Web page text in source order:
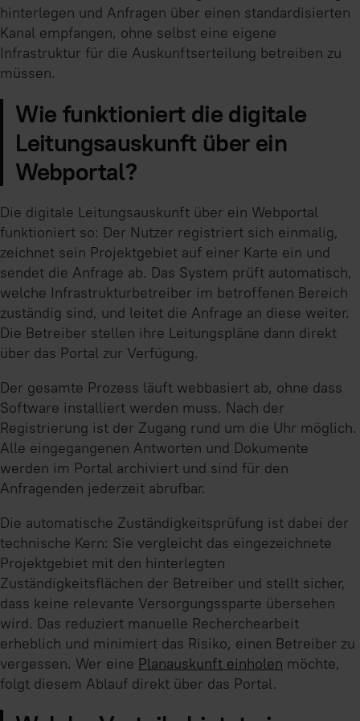
hinterlegen und Anfragen über einen standardisierten
Kanal empfangen, ohne selbst eine eigene
Infrastruktur für die Auskunftserteilung betreiben zu
müssen.
Wie funktioniert die digitale
Leitungsauskunft über ein
Webportal?
Die digitale Leitungsauskunft über ein Webportal
funktioniert so: Der Nutzer registriert sich einmalig,
zeichnet sein Projektgebiet auf einer Karte ein und
sendet die Anfrage ab. Das System prüft automatisch,
welche Infrastrukturbetreiber im betroffenen Bereich
zuständig sind, und leitet die Anfrage an diese weiter.
Die Betreiber stellen ihre Leitungspläne dann direkt
über das Portal zur Verfügung.
Der gesamte Prozess läuft webbasiert ab, ohne dass
Software installiert werden muss. Nach der
Registrierung ist der Zugang rund um die Uhr möglich.
Alle eingegangenen Antworten und Dokumente
werden im Portal archiviert und sind für den
Anfragenden jederzeit abrufbar.
Die automatische Zuständigkeitsprüfung ist dabei der
technische Kern: Sie vergleicht das eingezeichnete
Projektgebiet mit den hinterlegten
Zuständigkeitsflächen der Betreiber und stellt sicher,
dass keine relevante Versorgungssparte übersehen
wird. Das reduziert manuelle Recherchearbeit
erheblich und minimiert das Risiko, einen Betreiber zu
vergessen. Wer eine Planauskunft einholen möchte,
folgt diesem Ablauf direkt über das Portal.